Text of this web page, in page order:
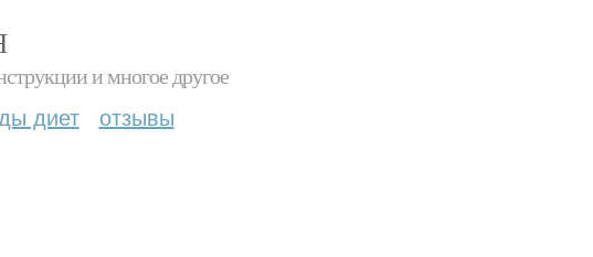
и многое другое
диет отзывы